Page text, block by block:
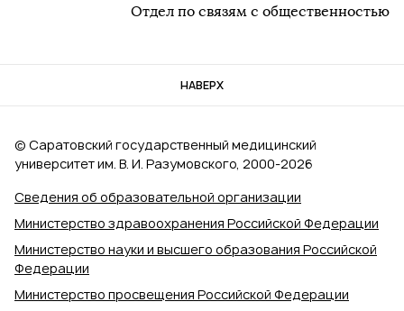
Отдел по связям с общественностью
НАВЕРХ
Сведения об образовательной организации
Министерство здравоохранения Российской Федерации
Министерство науки и высшего образования Российской
Федерации
Министерство просвещения Российской Федерации
© Саратовский государственный медицинский
университет им. В. И. Разумовского, 2000‑2026